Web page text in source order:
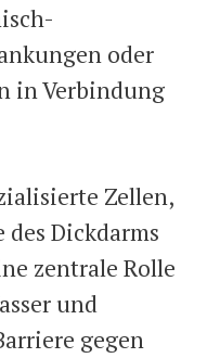
oder
in Verbindung
Zellen,
Dickdarms
zentrale Rolle
und
gegen